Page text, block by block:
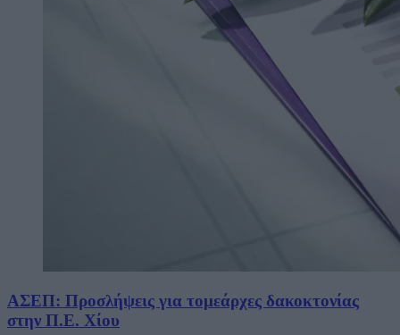
ΑΣΕΠ: Προσλήψεις για τομεάρχες δακοκτονίας
στην Π.Ε. Χίου